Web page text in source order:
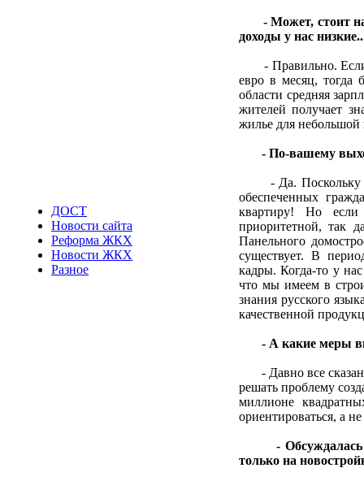
ДОСТ
Новости сайта
Реформа ЖКХ
Новости ЖКХ
Разное
- Может, стоит
доходы у нас
- Правильно. Если
евро в месяц, тогда
области средняя
жителей получает
жилье для небольшой
- По-вашему
- Да. Поскольку
обеспеченных
квартиру! Но если
приоритетной, так
Панельного
существует. В
кадры. Когда-то у
что мы имеем в
знания русского
качественной
- А какие меры
- Давно все
решать проблему
миллионе
ориентироваться, а
-
только на